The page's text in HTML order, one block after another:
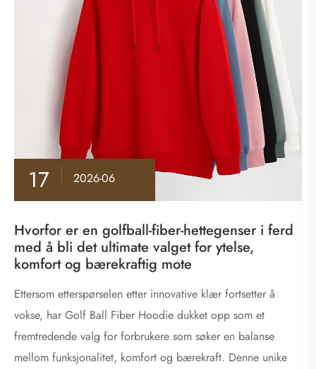
17 2026-06
Hvorfor er en golfball-fiber-hettegenser i ferd
med å bli det ultimate valget for ytelse,
komfort og bærekraftig mote
Ettersom etterspørselen etter innovative klær fortsetter å
vokse, har Golf Ball Fiber Hoodie dukket opp som et
fremtredende valg for forbrukere som søker en balanse
mellom funksjonalitet, komfort og bærekraft. Denne unike